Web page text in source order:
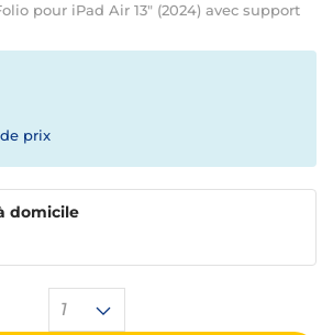
pour iPad Air 13" (2024) avec support
prix
1
domicile